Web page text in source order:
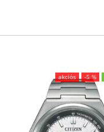
akciós -5 %